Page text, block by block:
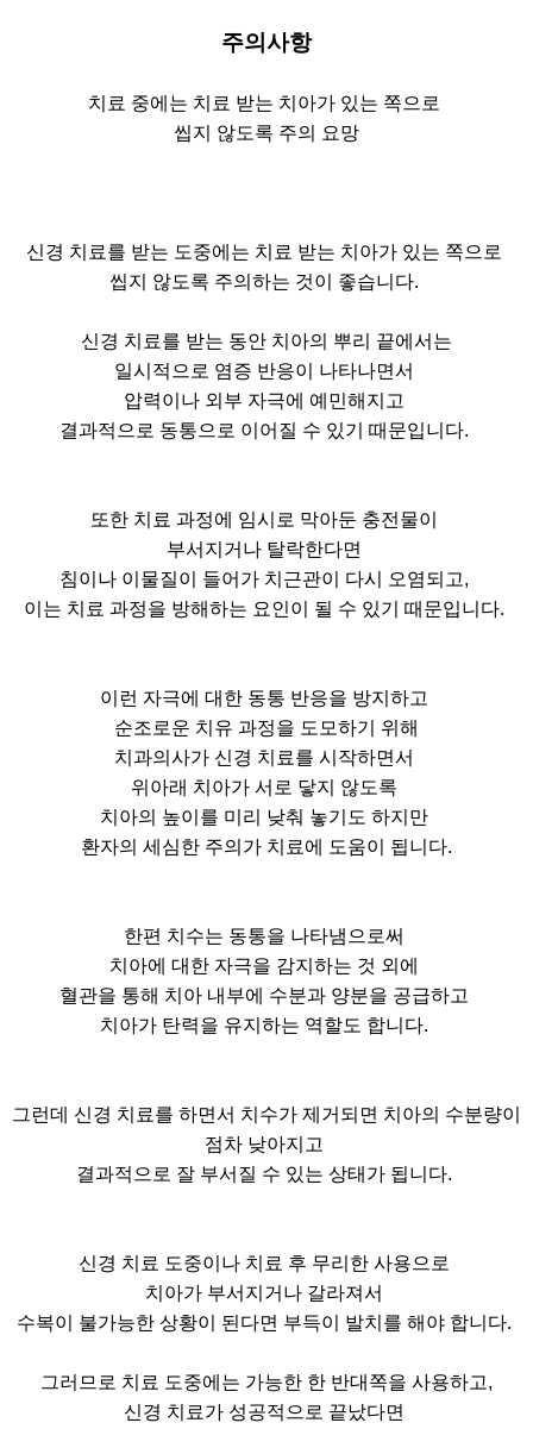
주의사항
치료 중에는 치료 받는 치아가 있는 쪽으로
씹지 않도록 주의 요망
신경 치료를 받는 도중에는 치료 받는 치아가 있는 쪽으로
씹지 않도록 주의하는 것이 좋습니다.
신경 치료를 받는 동안 치아의 뿌리 끝에서는
일시적으로 염증 반응이 나타나면서
압력이나 외부 자극에 예민해지고
결과적으로 동통으로 이어질 수 있기 때문입니다.
또한 치료 과정에 임시로 막아둔 충전물이
부서지거나 탈락한다면
침이나 이물질이 들어가 치근관이 다시 오염되고,
이는 치료 과정을 방해하는 요인이 될 수 있기 때문입니다.
이런 자극에 대한 동통 반응을 방지하고
순조로운 치유 과정을 도모하기 위해
치과의사가 신경 치료를 시작하면서
위아래 치아가 서로 닿지 않도록
치아의 높이를 미리 낮춰 놓기도 하지만
환자의 세심한 주의가 치료에 도움이 됩니다.
한편 치수는 동통을 나타냄으로써
치아에 대한 자극을 감지하는 것 외에
혈관을 통해 치아 내부에 수분과 양분을 공급하고
치아가 탄력을 유지하는 역할도 합니다.
그런데 신경 치료를 하면서 치수가 제거되면 치아의 수분량이
점차 낮아지고
결과적으로 잘 부서질 수 있는 상태가 됩니다.
신경 치료 도중이나 치료 후 무리한 사용으로
치아가 부서지거나 갈라져서
수복이 불가능한 상황이 된다면 부득이 발치를 해야 합니다.
그러므로 치료 도중에는 가능한 한 반대쪽을 사용하고,
신경 치료가 성공적으로 끝났다면